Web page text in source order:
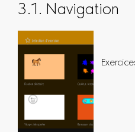
3.1. Navigation